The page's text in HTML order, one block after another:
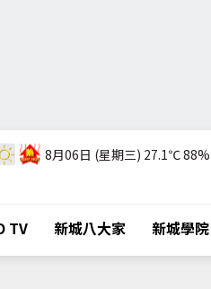
8月06日 (星期三) 27.1℃88%
TV 新城八大家 新城學院